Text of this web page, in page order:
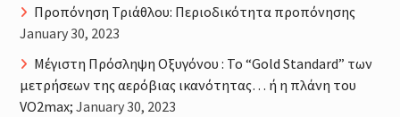
Προπόνηση Τριάθλου: Περιοδικότητα προπόνησης
January 30, 2023
Μέγιστη Πρόσληψη Οξυγόνου : Το “Gold Standard” των
μετρήσεων της αερόβιας ικανότητας… ή η πλάνη του
VO2max; January 30, 2023